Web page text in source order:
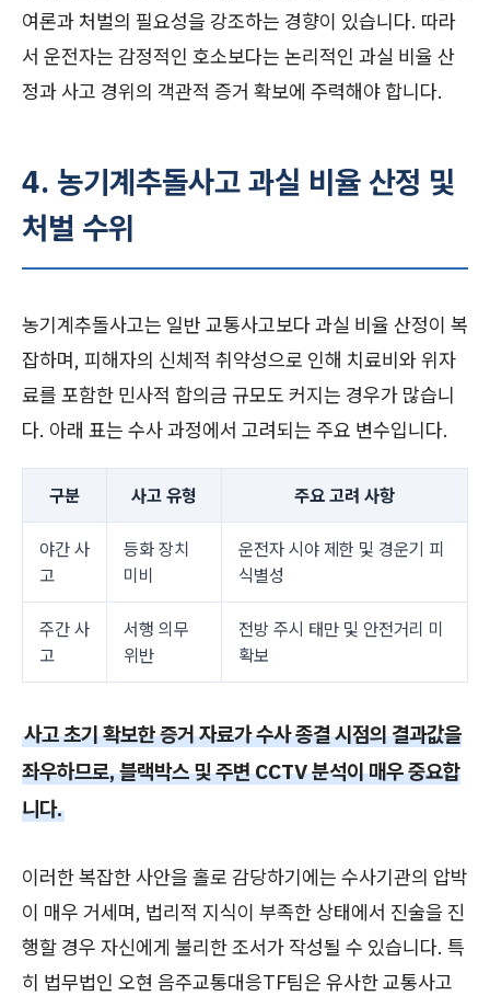
여론과 처벌의 필요성을 강조하는 경향이 있습니다. 따라
서 운전자는 감정적인 호소보다는 논리적인 과실 비율 산
정과 사고 경위의 객관적 증거 확보에 주력해야 합니다.
4. 농기계추돌사고 과실 비율 산정 및
처벌 수위
농기계추돌사고는 일반 교통사고보다 과실 비율 산정이 복
잡하며, 피해자의 신체적 취약성으로 인해 치료비와 위자
료를 포함한 민사적 합의금 규모도 커지는 경우가 많습니
다. 아래 표는 수사 과정에서 고려되는 주요 변수입니다.
구분 사고 유형 주요 고려 사항
야간 사
고
등화 장치
미비
운전자 시야 제한 및 경운기 피
식별성
주간 사
고
서행 의무
위반
전방 주시 태만 및 안전거리 미
확보
사고 초기 확보한 증거 자료가 수사 종결 시점의 결과값을
좌우하므로, 블랙박스 및 주변 CCTV 분석이 매우 중요합
니다.
이러한 복잡한 사안을 홀로 감당하기에는 수사기관의 압박
이 매우 거세며, 법리적 지식이 부족한 상태에서 진술을 진
행할 경우 자신에게 불리한 조서가 작성될 수 있습니다. 특
히 법무법인 오현 음주교통대응TF팀은 유사한 교통사고